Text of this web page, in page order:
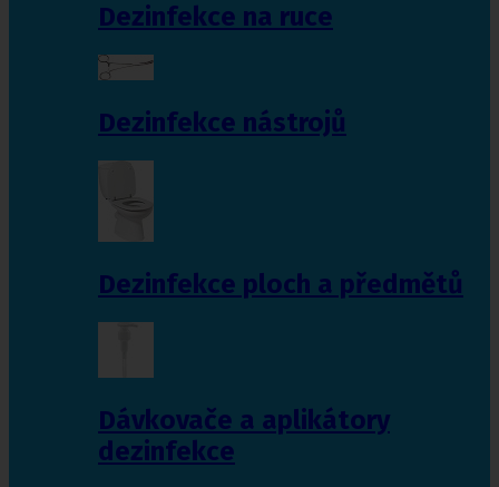
Dezinfekce na ruce
Dezinfekce nástrojů
Dezinfekce ploch a předmětů
Dávkovače a aplikátory
dezinfekce